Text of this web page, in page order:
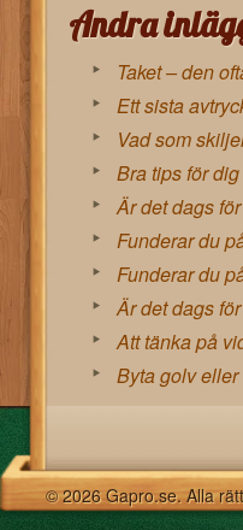
Andra
Taket – den
Ett sista
Vad som
Bra tips för
Är det dags
Funderar du
Funderar du
Är det dags
Att tänka på
Byta golv
© 2026 Gapro.se. Alla